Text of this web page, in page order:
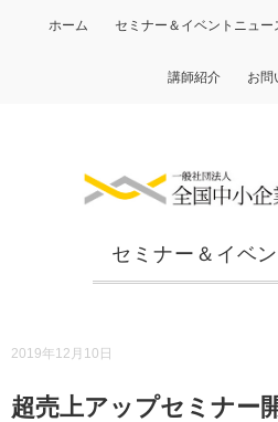
ホーム セミナー＆イベントニュー
講師紹介 お問
セミナー＆イベ
2019年12月10日
超売上アップセミナー